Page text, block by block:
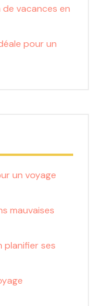
vacances en
pour un
un voyage
mauvaises
planifier ses